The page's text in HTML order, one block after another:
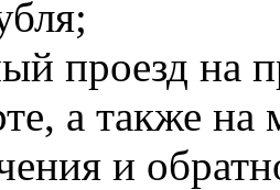
проезд на
а также
и